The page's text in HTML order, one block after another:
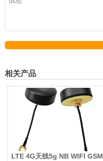
相关产品
LTE 4G天线5g NB WIFI GSM